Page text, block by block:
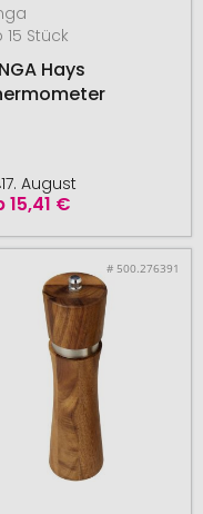
15 Stück
Hays
15,41 €
17. August
# 500.276391